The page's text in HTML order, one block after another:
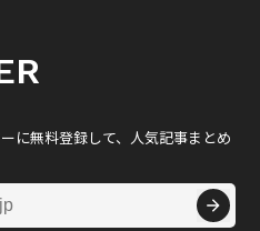
に無料登録して、人気記事まとめ